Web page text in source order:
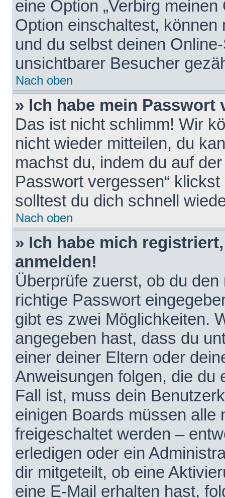
eine Option „Verbirg
Option einschaltest,
und du selbst deinen
unsichtbarer Besucher
Nach oben
» Ich habe mein Passwort
Das ist nicht schlimm! Wir
nicht wieder mitteilen, du
machst du, indem du auf
Passwort vergessen“
solltest du dich schnell
Nach oben
» Ich habe mich
anmelden!
Überprüfe zuerst, ob du
richtige Passwort
gibt es zwei Möglichkeiten.
angegeben hast, dass du
einer deiner Eltern oder
Anweisungen folgen, die du
Fall ist, muss dein
einigen Boards müssen alle
freigeschaltet werden –
erledigen oder ein
dir mitgeteilt, ob eine
eine E-Mail erhalten hast,